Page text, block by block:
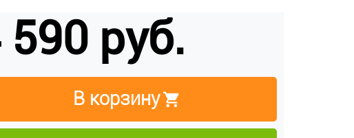
590 руб.
В корзину